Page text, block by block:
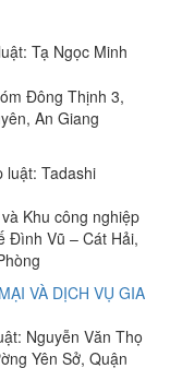
Tạ Ngọc Minh
Đông Thịnh 3,
An Giang
luật: Tadashi
Khu công nghiệp
Đình Vũ – Cát Hải,
VÀ DỊCH VỤ GIA
Nguyễn Văn Thọ
Yên Sở, Quận